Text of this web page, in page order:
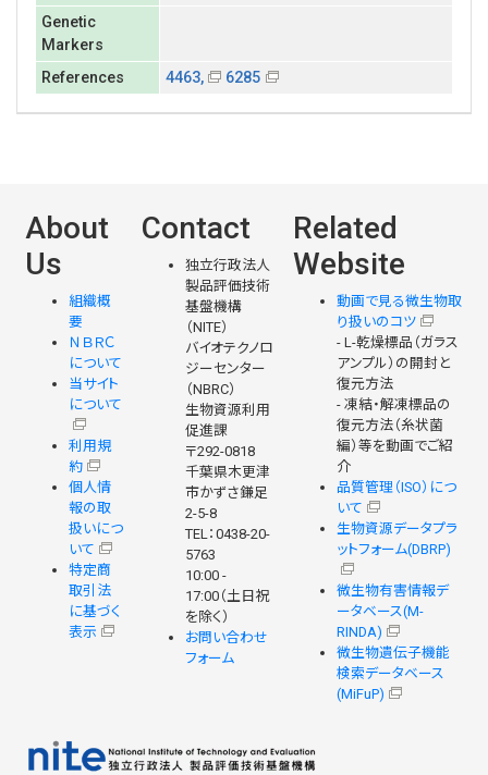
Genetic
Markers
References
4463, 6285
About
Us
組織概
要
ＮＢＲＣ
について
当サイト
について
利用規
約
個人情
報の取
扱いにつ
いて
特定商
取引法
に基づく
表示
Contact
独立行政法人
製品評価技術
基盤機構
（NITE）
バイオテクノロ
ジーセンター
（NBRC）
生物資源利用
促進課
〒292-0818
千葉県木更津
市かずさ鎌足
2-5-8
TEL：0438-20-
5763
10:00 -
17:00（土日祝
を除く）
お問い合わせ
フォーム
Related
Website
動画で見る微生物取
り扱いのコツ
- L-乾燥標品（ガラス
アンプル）の開封と
復元方法
- 凍結・解凍標品の
復元方法（糸状菌
編）等を動画でご紹
介
品質管理（ISO）につ
いて
生物資源データプラ
ットフォーム(DBRP)
微生物有害情報デ
ータベース(M-
RINDA)
微生物遺伝子機能
検索データベース
(MiFuP)